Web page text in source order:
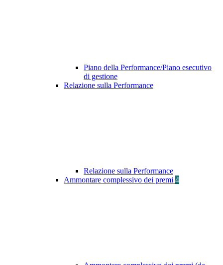
Piano della Performance/Piano esecutivo
di gestione
Relazione sulla Performance
Relazione sulla Performance
Ammontare complessivo dei premi 4